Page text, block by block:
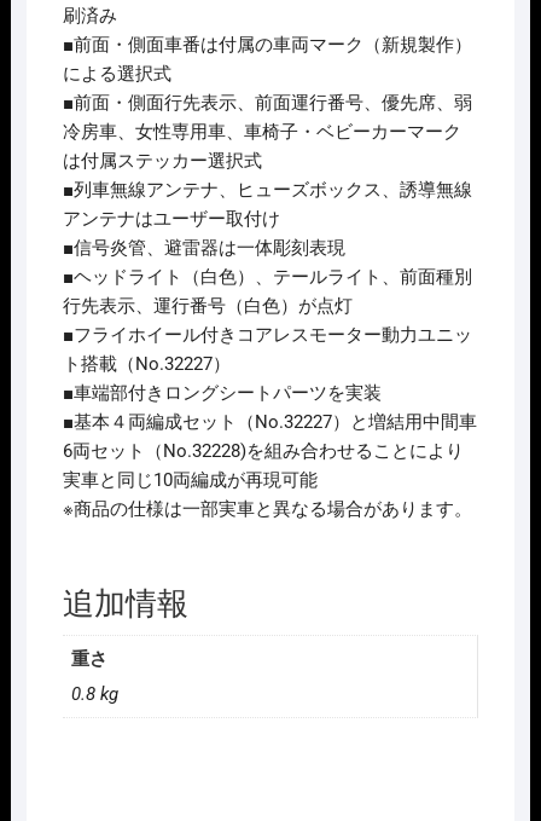
本
4
両
編
成
ｾ
ｯ
ﾄ
(動
力
付
き)
2026
年
10
月
予
定
刷済み
■前面・側面車番は付属の車両マーク（新規製作）
による選択式
■前面・側面行先表示、前面運行番号、優先席、弱
冷房車、女性専用車、車椅子・ベビーカーマーク
は付属ステッカー選択式
■列車無線アンテナ、ヒューズボックス、誘導無線
アンテナはユーザー取付け
■信号炎管、避雷器は一体彫刻表現
■ヘッドライト（白色）、テールライト、前面種別
行先表示、運行番号（白色）が点灯
■フライホイール付きコアレスモーター動力ユニッ
ト搭載（No.32227）
■車端部付きロングシートパーツを実装
■基本４両編成セット（No.32227）と増結用中間車
6両セット（No.32228)を組み合わせることにより
実車と同じ10両編成が再現可能
※商品の仕様は一部実車と異なる場合があります。
追加情報
重さ
0.8 kg